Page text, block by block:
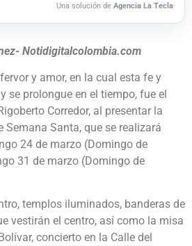
Una solución de Agencia La Tecla
Notidigitalcolombia.com
y amor, en la cual esta fe y
se prolongue en el tiempo, fue el
Corredor, al presentar la
Santa, que se realizará
24 de marzo (Domingo de
31 de marzo (Domingo de
templos iluminados, banderas de
vestirán el centro, así como la misa
concierto en la Calle del